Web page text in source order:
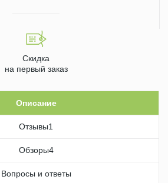
Скидка
на первый заказ
Описание
Отзывы1
Обзоры4
Вопросы и ответы